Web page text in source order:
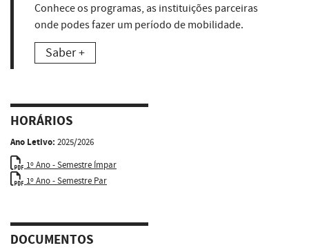
Conhece os programas, as instituições parceiras
onde podes fazer um período de mobilidade.
Saber +
HORÁRIOS
Ano Letivo: 2025/2026
1º Ano - Semestre Ímpar
1º Ano - Semestre Par
DOCUMENTOS